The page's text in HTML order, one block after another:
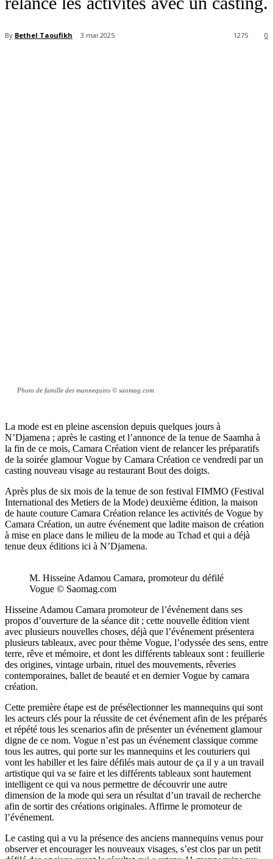
By Bethel Taoufikh 3 mai 2025 0
1275
Photo de famille des mannequins © saomag.com
La mode est en pleine ascension depuis quelques jours à
N’Djamena ; après le casting et l’annonce de la tenue de Saamha à
la fin de ce mois, Camara Création vient de relancer les préparatifs
de la soirée glamour Vogue by Camara Création ce vendredi par un
casting nouveau visage au restaurant Bout des doigts.
Après plus de six mois de la tenue de son festival FIMMO (Festival
International des Metiers de la Mode) deuxième édition, la maison
de haute couture Camara Création relance les activités de Vogue by
Camara Création, un autre événement que ladite maison de création
à mise en place dans le milieu de la mode au Tchad et qui a déjà
tenue deux éditions ici à N’Djamena.
M. Hisseine Adamou Camara, promoteur du défilé
Vogue © Saomag.com
Hisseine Adamou Camara promoteur de l’événement dans ses
propos d’ouverture de la séance dit ; cette nouvelle édition vient
avec plusieurs nouvelles choses, déjà que l’événement présentera
plusieurs tableaux, avec pour thème Vogue, l’odyssée des sens, entre
terre, rêve et mémoire, et dont les différents tableaux sont : feuillerie
des origines, vintage urbain, rituel des mouvements, rêveries
contemporaines, ballet de beauté et en dernier Vogue by camara
création.
Cette première étape est de présélectionner les mannequins qui sont
les acteurs clés pour la réussite de cet événement afin de les préparés
et répété tous les scenarios afin de présenter un événement glamour
digne de ce nom. Vogue n’est pas un événement classique comme
tous les autres, qui porte sur les mannequins et les couturiers qui
vont les habiller et les faire défilés mais autour de ça il y a un travail
artistique qui va se faire et les différents tableaux sont hautement
intelligent ce qui va nous permettre de découvrir une autre
dimension de la mode qui sera un résultat d’un travail de recherche
afin de sortir des créations originales. Affirme le promoteur de
l’événement.
Le casting qui a vu la présence des anciens mannequins venus pour
observer et encourager les nouveaux visages, s’est clos par un petit